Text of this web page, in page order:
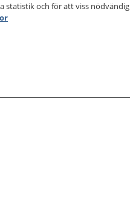
statistik och för att viss nödvändig